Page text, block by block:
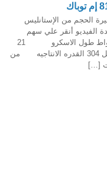
الحجم من الإستانليس
إم توباك لمشاهدة الفيديو أنقر علي سهم
التشغيل المواصفات الطاقة 820 واط طول الاسكرو 21
سنتيمتر خامة الاسكرو من الاستانلس ستيل 304 القدره الانتاجيه من